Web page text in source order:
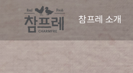
참프레 소개